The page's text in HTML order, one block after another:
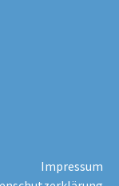
Impressum